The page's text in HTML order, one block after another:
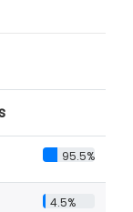
95.5%
4.5%